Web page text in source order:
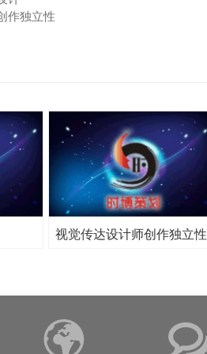
作独立性
视觉传达设计师创作独立性